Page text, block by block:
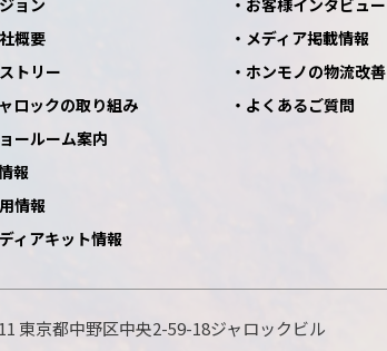
概要
トリー
ロックの取り組み
ールーム案内
報
情報
ィアキット情報
メディア掲載情報
ホンモノの物流改善
よくあるご質問
東京都中野区中央2-59-18ジャロックビル